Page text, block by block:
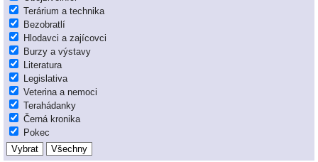
Terárium a technika
Bezobratlí
Hlodavci a zajícovci
Burzy a výstavy
Literatura
Legislativa
Veterina a nemoci
Terahádanky
Černá kronika
Pokec